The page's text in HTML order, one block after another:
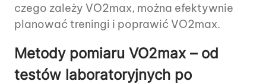
czego zależy VO2max, można efektywnie
planować treningi i poprawić VO2max.
Metody pomiaru VO2max – od
testów laboratoryjnych po